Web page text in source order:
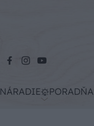
NÁRADIE PORADŇA